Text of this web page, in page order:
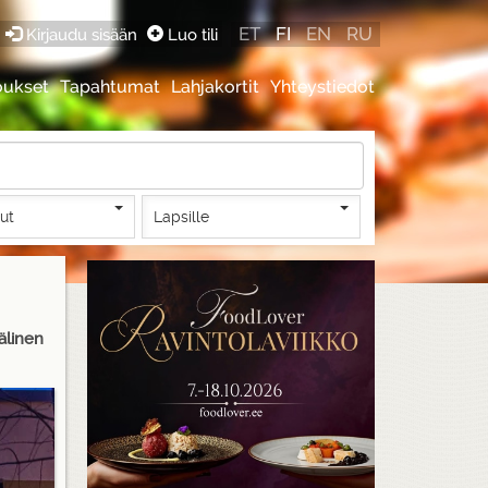
Tapahtumat Lahjakortit Yhteystiedot
Kirjaudu sisään Luo tili ET FI EN RU
Lapsille